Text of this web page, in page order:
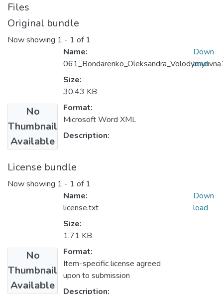
Files
Original bundle
Now showing 1 - 1 of 1
No
Thumbnail
Available
Name:
Size:
30.43 KB
Format:
Microsoft Word XML
Description:
Down
load
License bundle
Now showing 1 - 1 of 1
No
Thumbnail
Available
Name:
license.txt
Size:
1.71 KB
Format:
Item-specific license agreed
upon to submission
Description:
Down
load